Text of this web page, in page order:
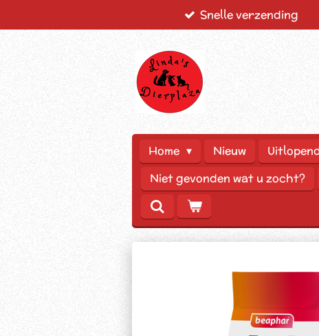
Snelle verzending
Home Nieuw
Niet gevonden wat u zocht?